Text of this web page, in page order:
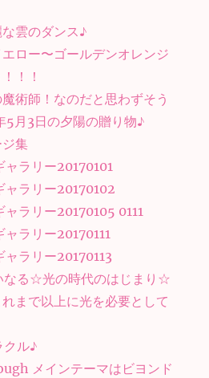
雲のダンス♪
ロー〜ゴールデンオレンジ
！！
術師！なのだと思わずそう
5月3日の夕陽の贈り物♪
集
ャラリー20170101
ャラリー20170102
ャラリー20170105 0111
ャラリー20170111
ャラリー20170113
る☆光の時代のはじまり☆
まで以上に光を必要として
ル♪
メインテーマはビヨンド